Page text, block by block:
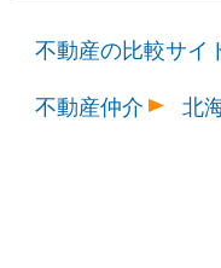
不動産の比較サイ
不動産仲介
北